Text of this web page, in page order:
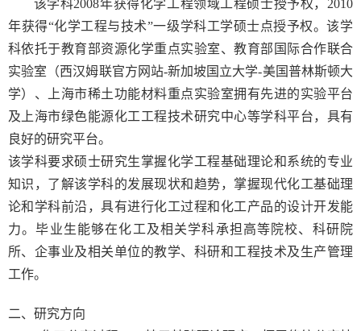
该学科2008年获得化学工程领域工程硕士授予权， 2010
年获得“化学工程与技术”一级学科工学硕士点授予权。该学
科依托于教育部资源化学重点实验室、教育部国际合作联合
实验室（西汉姆联官方网站-新加坡国立大学-美国普林斯顿大
学）、上海市稀土功能材料重点实验室拥有先进的实验平台
及上海市绿色能源化工工程技术研究中心等学科平台，具有
良好的研究平台。
该学科要求硕士研究生掌握化学工程基础理论和系统的专业
知识，了解该学科的发展现状和趋势，掌握现代化工基础理
论和学科前沿，具有进行化工过程和化工产品的设计开发能
力。毕业生能够在化工及相关学科承担高等院校、科研院
所、企事业及相关单位的教学、科研和工程技术及生产管理
工作。
二、研究方向